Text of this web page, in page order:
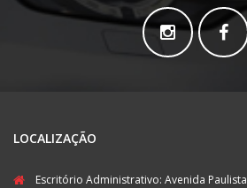
LOCALIZAÇÃO
Escritório Administrativo: Avenida Paulista